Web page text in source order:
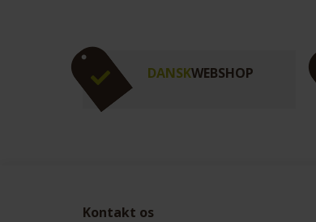
DANSKWEBSHOP
Kontakt os